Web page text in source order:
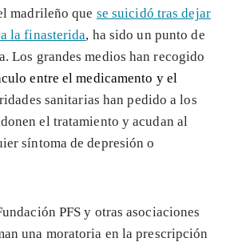
madrileño que se suicidó tras dejar
la finasterida, ha sido un punto de
Los grandes medios han recogido
entre el medicamento y el
sanitarias han pedido a los
el tratamiento y acudan al
síntoma de depresión o
PFS y otras asociaciones
una moratoria en la prescripción